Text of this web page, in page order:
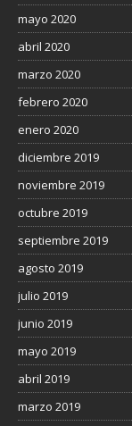
mayo 2020
abril 2020
marzo 2020
febrero 2020
enero 2020
diciembre 2019
noviembre 2019
octubre 2019
septiembre 2019
agosto 2019
julio 2019
junio 2019
mayo 2019
abril 2019
marzo 2019